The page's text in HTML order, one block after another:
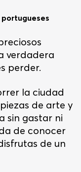
verdadera
perder.
la ciudad
de arte y
sin gastar ni
de conocer
de un